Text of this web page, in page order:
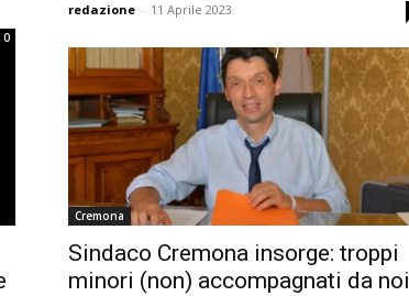
0
redazione - 11 Aprile 2023
Cremona
Sindaco Cremona insorge: troppi
minori (non) accompagnati da noi